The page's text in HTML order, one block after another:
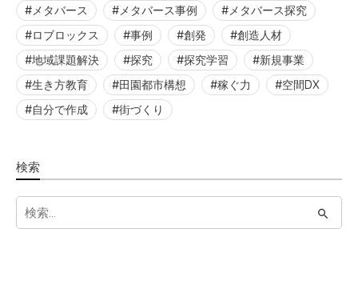
メタバース
メタバース事例
メタバース探究
ロブロックス
事例 創発
創造人材
地域課題解決
探究 探究学習
新規事業
生き方教育
田園都市構想 稼ぐ力
空間DX
自分で作成
街づくり
検索
e